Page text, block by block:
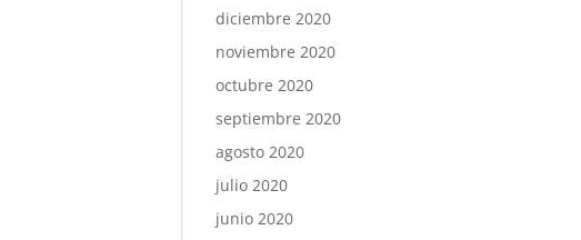
diciembre 2020
noviembre 2020
octubre 2020
septiembre 2020
agosto 2020
julio 2020
junio 2020